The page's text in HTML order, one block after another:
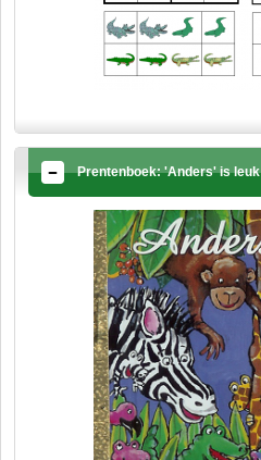
Prentenboek: 'Anders' is leuk